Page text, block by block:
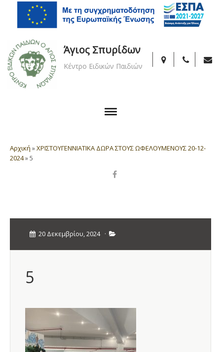
Άγιος Σπυρίδων
Κέντρο Ειδικών Παιδιών
Αρχική »ΧΡΙΣΤΟΥΓΕΝΝΙΑΤΙΚΑ ΔΩΡΑ ΣΤΟΥΣ ΩΦΕΛΟΥΜΕΝΟΥΣ 20-12-
2024»5
20 Δεκεμβρίου, 2024 ·
5